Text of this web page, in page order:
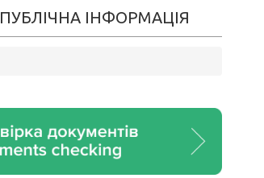
ПУБЛІЧНА ІНФОРМАЦІЯ